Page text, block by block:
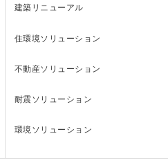
建築リニューアル
住環境ソリューション
不動産ソリューション
耐震ソリューション
環境ソリューション